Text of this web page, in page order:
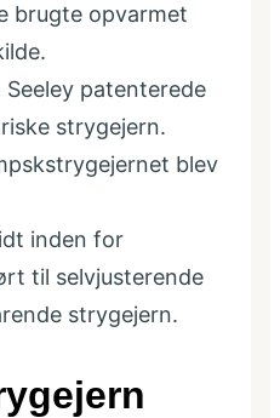
brugte opvarmet
Seeley patenterede
strygejern.
blev
inden for
til selvjusterende
strygejern.